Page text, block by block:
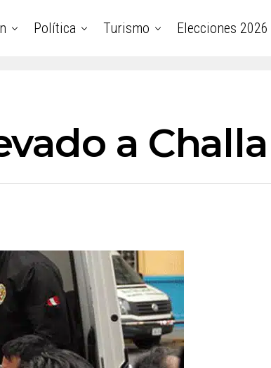
Política Turismo Elecciones 2026
a